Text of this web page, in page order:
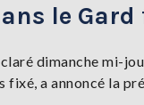
le
dimanche mi-
fixé, a annoncé la